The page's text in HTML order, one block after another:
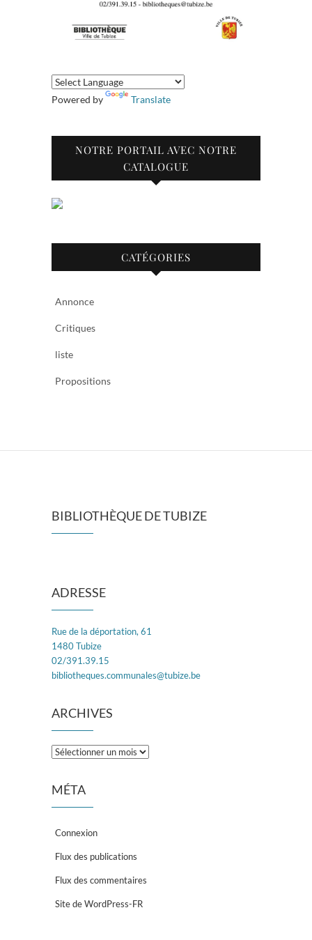
Powered by Translate
NOTRE PORTAIL AVEC NOTRE
CATALOGUE
CATÉGORIES
Annonce
Critiques
liste
Propositions
BIBLIOTHÈQUE DE TUBIZE
ADRESSE
Rue de la déportation, 61
1480 Tubize
02/391.39.15
bibliotheques.communales@tubize.be
ARCHIVES
Archives
MÉTA
Connexion
Flux des publications
Flux des commentaires
Site de WordPress-FR